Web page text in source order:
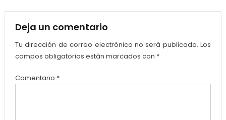
Deja un comentario
Tu dirección de correo electrónico no será publicada. Los
campos obligatorios están marcados con *
Comentario *